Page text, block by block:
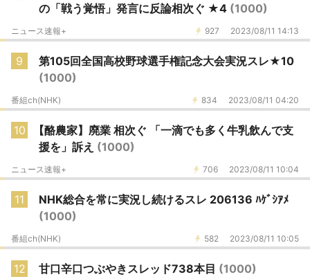
の「戦う覚悟」発言に反論相次ぐ ★4 (1000)
927 2023/08/11 14:13
ニュース速報+
9
第105回全国高校野球選手権記念大会実況スレ★10
(1000)
834 2023/08/11 04:20
番組ch(NHK)
10
【酪農家】廃業 相次ぐ 「一滴でも多く牛乳飲んで支
援を」訴え (1000)
706 2023/08/11 10:04
ニュース速報+
11
NHK総合を常に実況し続けるスレ 206136 ﾊｹﾞｼｱﾒ
(1000)
582 2023/08/11 10:05
番組ch(NHK)
12 甘口辛口つぶやきスレッド738本目 (1000)